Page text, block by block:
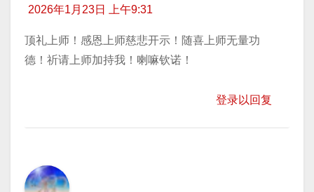
2026年1月23日 上午9:31
顶礼上师！感恩上师慈悲开示！随喜上师无量功
德！祈请上师加持我！喇嘛钦诺！
登录以回复